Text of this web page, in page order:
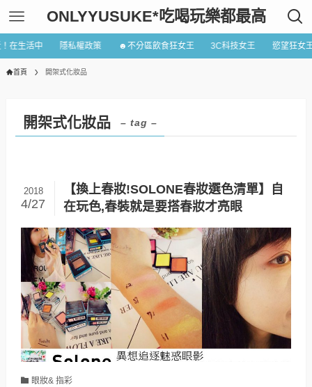
ONLYYUSUKE*吃喝玩樂都最高
在生活中 隱私權政策 ☻不分區飲食狂女王 3C科技女王 慾望狂女
首頁 開架式化妝品
開架式化妝品 – tag –
【換上春妝!SOLONE春妝選色清單】自
在玩色,春裝就是要搭春妝才亮眼
2018
4/27
眼妝& 指彩